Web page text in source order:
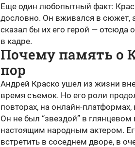
Еще один любопытный факт:
дословно. Он вживался в сюжет,
сказал бы их его герой — отсюда
в кадре.
Почему память о
пор
Андрей Краско ушел из жизни
время съемок. Но его роли
повторах, на онлайн-платформах,
Он не был “звездой” в
настоящим народным актером.
встретить в соседнем дворе, в